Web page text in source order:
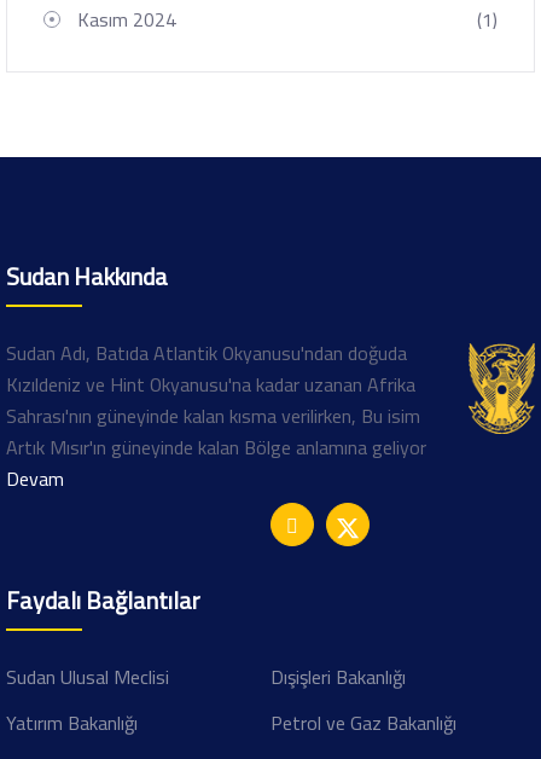
Kasım 2024 (1)
Sudan Hakkında
Sudan Adı, Batıda Atlantik Okyanusu'ndan doğuda
Kızıldeniz ve Hint Okyanusu'na kadar uzanan Afrika
Sahrası'nın güneyinde kalan kısma verilirken, Bu isim
Artık Mısır'ın güneyinde kalan Bölge anlamına geliyor
Devam
Faydalı Bağlantılar
Sudan Ulusal Meclisi
Dışişleri Bakanlığı
Yatırım Bakanlığı
Petrol ve Gaz Bakanlığı